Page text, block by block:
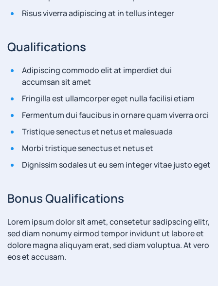
Risus viverra adipiscing at in tellus integer
Qualifications
Adipiscing commodo elit at imperdiet dui
accumsan sit amet
Fringilla est ullamcorper eget nulla facilisi etiam
Fermentum dui faucibus in ornare quam viverra orci
Tristique senectus et netus et malesuada
Morbi tristique senectus et netus et
Dignissim sodales ut eu sem integer vitae justo eget
Bonus Qualifications
Lorem ipsum dolor sit amet, consetetur sadipscing elitr,
sed diam nonumy eirmod tempor invidunt ut labore et
dolore magna aliquyam erat, sed diam voluptua. At vero
eos et accusam.